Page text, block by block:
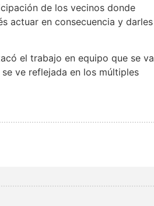
de los vecinos donde
actuar en consecuencia y darles
el trabajo en equipo que se va
ve reflejada en los múltiples